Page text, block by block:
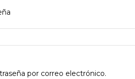
por correo electrónico.